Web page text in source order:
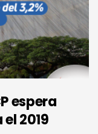
espera
2019